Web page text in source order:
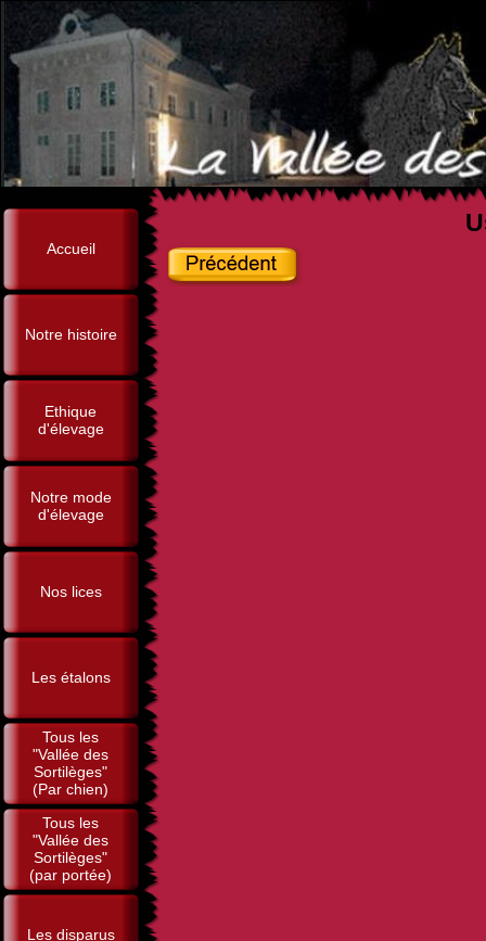
Accueil
Notre histoire
Ethique
d'élevage
Notre mode
d'élevage
Nos lices
Les étalons
Tous les
"Vallée des
Sortilèges"
(Par chien)
Tous les
"Vallée des
Sortilèges"
(par portée)
Les disparus